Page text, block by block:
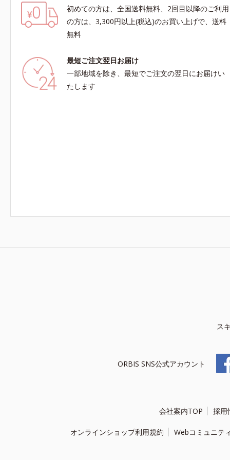
初めての方は、全国送料無料、2回目以降のご利用
の方は、3,300円以上(税込)のお買い上げで、送料
無料
最短ご注文翌日お届け
一部地域を除き、最短でご注文の翌日にお届けい
たします
ス
ORBIS SNS公式アカウント
会社案内TOP 採用
オンラインショップ利用規約 Webコミュニテ